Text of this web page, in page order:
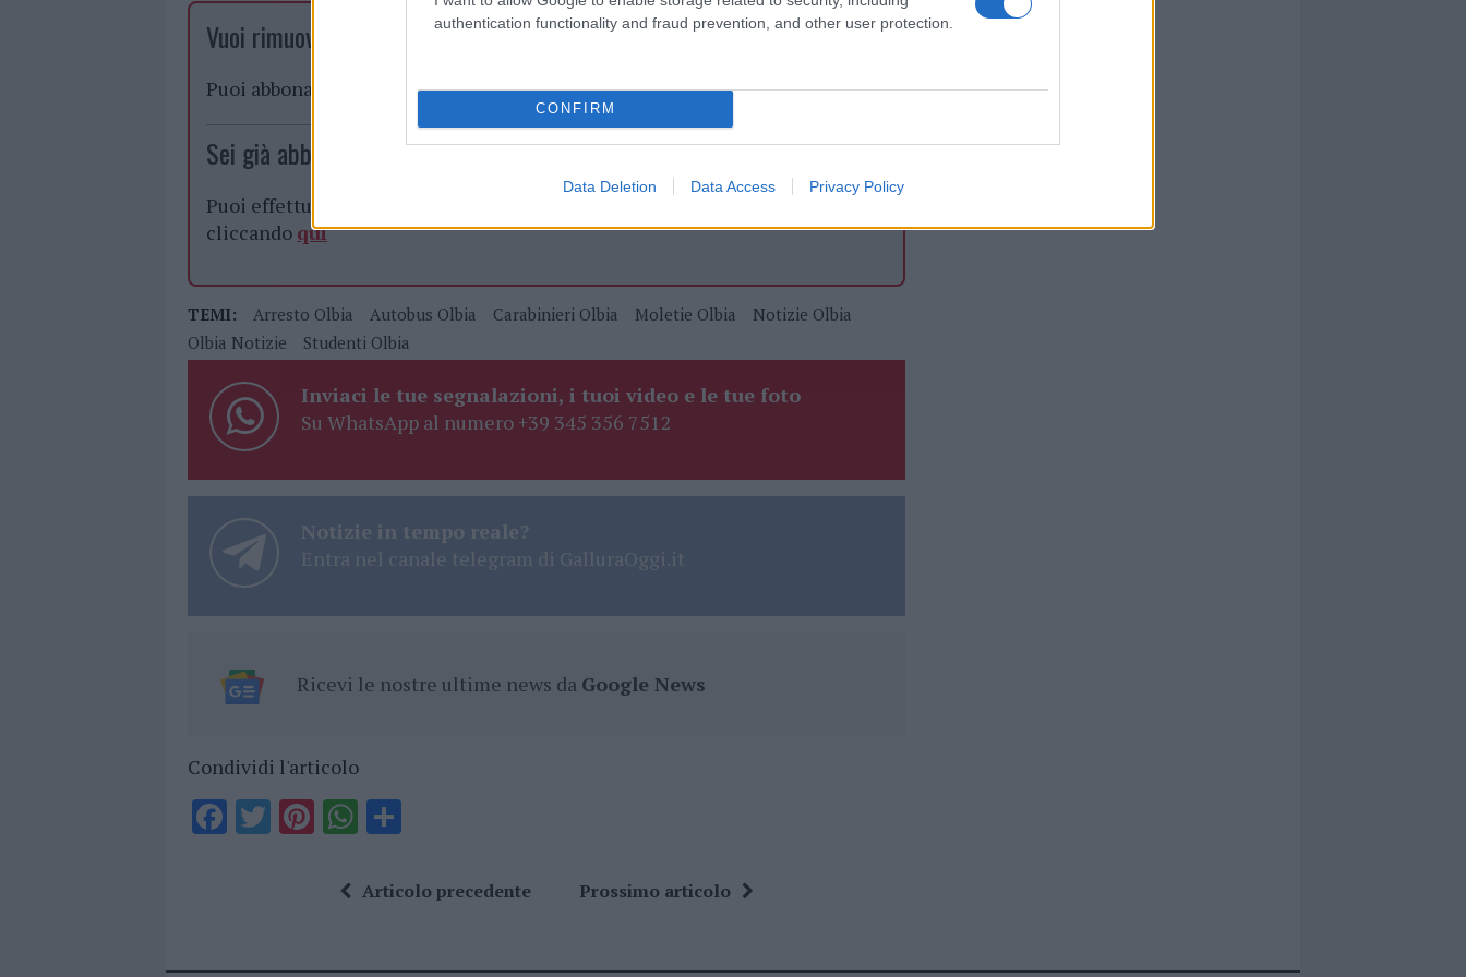
authentication functionality and fraud prevention, and other user protection.
CONFIRM
Data Deletion Data Access Privacy Policy
Vuoi rimuovere le pubblicità nazionali?
Puoi abbonarti a soli € 1,10 al mesecliccandoqui
Sei già abbonato?
Puoi effettuare l'accesso andando nella sezione
cliccando qui
TEMI: Arresto Olbia Autobus Olbia Carabinieri Olbia Moletie Olbia
Notizie Olbia
Olbia Notizie
Studenti Olbia
Inviaci le tue segnalazioni, i tuoi video e le tue foto
Su WhatsApp al numero +39 345 356 7512
Notizie in tempo reale?
Entra nel canale telegram di GalluraOggi.it
Ricevi le nostre ultime news da Google News
Condividi l'articolo
F T Pi
te
W
ata
Articolo precedente Prossimo articolo